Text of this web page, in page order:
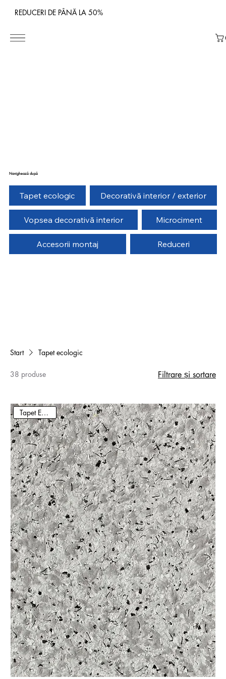
REDUCERI DE PÂNĂ LA 50%
Navighează după
Tapet ecologic Decorativă interior / exterior
Vopsea decorativă interior Microciment
Accesorii montaj Reduceri
Start Tapet ecologic
38 produse Filtrare și sortare
Tapet Ecologic